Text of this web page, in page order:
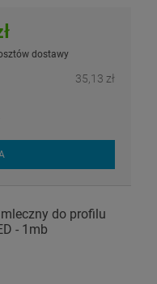
dostawy
35,13 zł
do profilu
- 1mb